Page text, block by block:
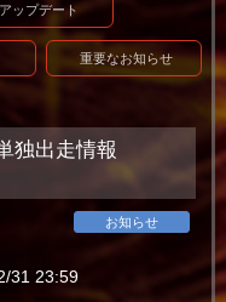
アップデート
重要なお知らせ
独出走情報
お知らせ
31 23:59